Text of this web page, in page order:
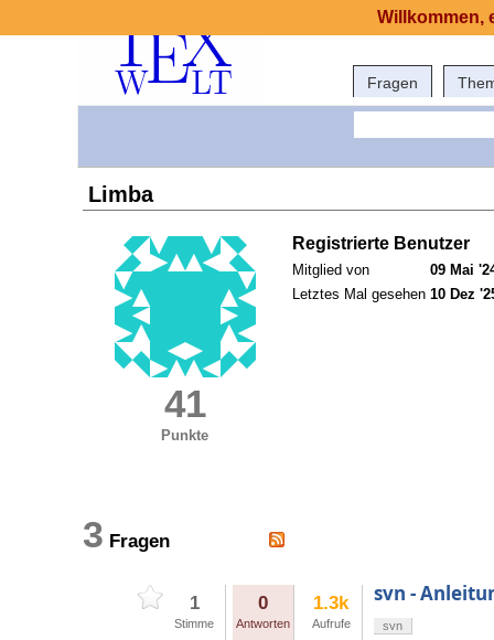
Fragen
Limba
41
Punkte
Registrierte Benutzer
Mitglied von
09 Mai
Letztes Mal gesehen 10 Dez
3 Fragen
1
Stimme
0
Antworten
1.3k
Aufrufe
svn -
svn
Willkommen,